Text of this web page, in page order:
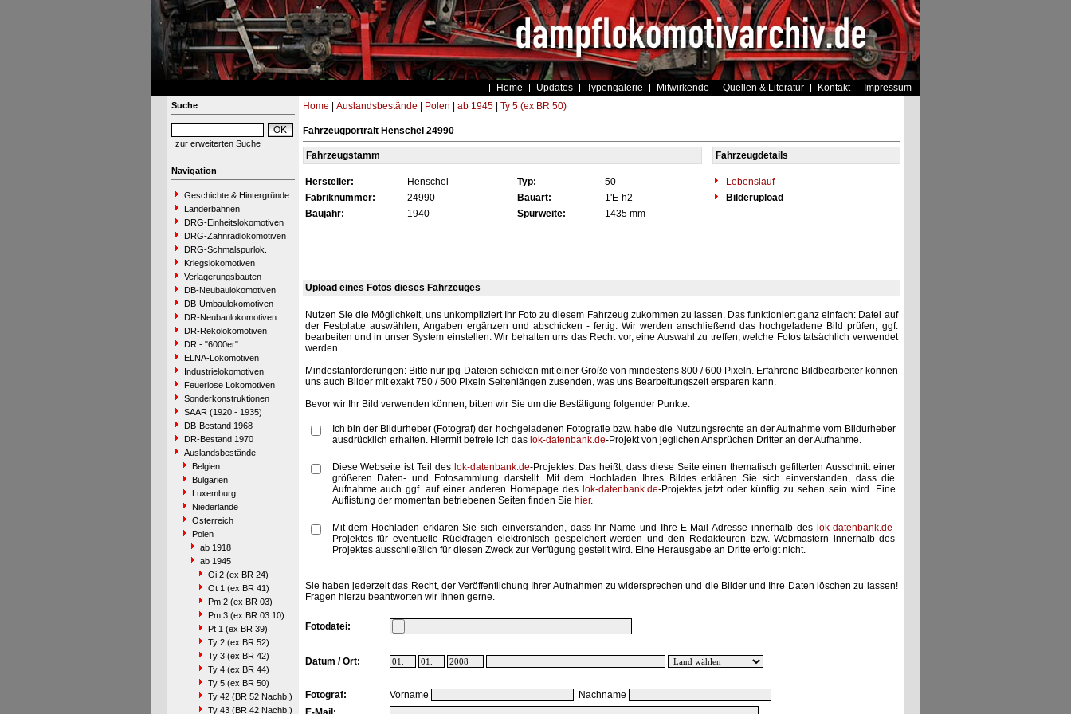
Home Updates Typengalerie Mitwirkende Quellen & Literatur Kontakt Impressum
Suche
zur erweiterten Suche
Navigation
Geschichte & Hintergründe
Länderbahnen
DRG-Einheitslokomotiven
DRG-Zahnradlokomotiven
DRG-Schmalspurlok.
Kriegslokomotiven
Verlagerungsbauten
DB-Neubaulokomotiven
DB-Umbaulokomotiven
DR-Neubaulokomotiven
DR-Rekolokomotiven
DR - "6000er"
ELNA-Lokomotiven
Industrielokomotiven
Feuerlose Lokomotiven
Sonderkonstruktionen
SAAR (1920 - 1935)
DB-Bestand 1968
DR-Bestand 1970
Auslandsbestände
Belgien
Bulgarien
Luxemburg
Niederlande
Österreich
Polen
ab 1918
ab 1945
Oi 2 (ex BR 24)
Ot 1 (ex BR 41)
Pm 2 (ex BR 03)
Pm 3 (ex BR 03.10)
Pt 1 (ex BR 39)
Ty 2 (ex BR 52)
Ty 3 (ex BR 42)
Ty 4 (ex BR 44)
Ty 5 (ex BR 50)
Ty 42 (BR 52 Nachb.)
Ty 43 (BR 42 Nachb.)
Home Auslandsbestände Polen ab 1945| Ty 5 (ex BR 50)
Fahrzeugportrait Henschel 24990
Fahrzeugstamm Fahrzeugdetails
Hersteller: Henschel Typ: 50
Lebenslauf
Fabriknummer:
24990 Bauart: 1'E-h2
Bilderupload
Baujahr:
1940 Spurweite: 1435 mm
Upload eines Fotos dieses Fahrzeuges
Nutzen Sie die Möglichkeit, uns unkompliziert Ihr Foto zu diesem Fahrzeug zukommen zu lassen. Das funktioniert ganz einfach: Datei auf
der Festplatte auswählen, Angaben ergänzen und abschicken - fertig. Wir werden anschließend das hochgeladene Bild prüfen, ggf.
bearbeiten und in unser System einstellen. Wir behalten uns das Recht vor, eine Auswahl zu treffen, welche Fotos tatsächlich verwendet
werden.
Mindestanforderungen: Bitte nur jpg-Dateien schicken mit einer Größe von mindestens 800 / 600 Pixeln. Erfahrene Bildbearbeiter können
uns auch Bilder mit exakt 750 / 500 Pixeln Seitenlängen zusenden, was uns Bearbeitungszeit ersparen kann.
Bevor wir Ihr Bild verwenden können, bitten wir Sie um die Bestätigung folgender Punkte:
Ich bin der Bildurheber (Fotograf) der hochgeladenen Fotografie bzw. habe die Nutzungsrechte an der Aufnahme vom Bildurheber
ausdrücklich erhalten. Hiermit befreie ich das lok-datenbank.de-Projekt von jeglichen Ansprüchen Dritter an der Aufnahme.
Diese Webseite ist Teil des lok-datenbank.de-Projektes. Das heißt, dass diese Seite einen thematisch gefilterten Ausschnitt einer
größeren Daten- und Fotosammlung darstellt. Mit dem Hochladen Ihres Bildes erklären Sie sich einverstanden, dass die
Aufnahme auch ggf. auf einer anderen Homepage des lok-datenbank.de-Projektes jetzt oder künftig zu sehen sein wird. Eine
Auflistung der momentan betriebenen Seiten finden Sie hier.
Mit dem Hochladen erklären Sie sich einverstanden, dass Ihr Name und Ihre E-Mail-Adresse innerhalb des lok-datenbank.de-
Projektes für eventuelle Rückfragen elektronisch gespeichert werden und den Redakteuren bzw. Webmastern innerhalb des
Projektes ausschließlich für diesen Zweck zur Verfügung gestellt wird. Eine Herausgabe an Dritte erfolgt nicht.
Sie haben jederzeit das Recht, der Veröffentlichung Ihrer Aufnahmen zu widersprechen und die Bilder und Ihre Daten löschen zu lassen!
Fragen hierzu beantworten wir Ihnen gerne.
Fotodatei:
Datum / Ort:
Fotograf: Vorname
Nachname